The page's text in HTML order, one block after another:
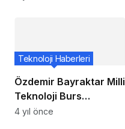
Özdemir Bayraktar Milli
Teknoloji Burs
Programı Başvurusu
Teknoloji Haberleri
4 yıl önce